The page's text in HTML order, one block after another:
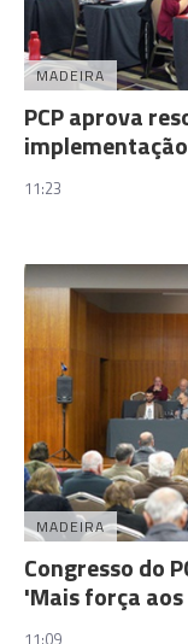
MADEIRA
PCP aprova
11:23
MADEIRA
Congresso do
'Mais força
11:09